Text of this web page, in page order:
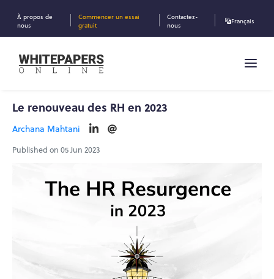
À propos de
nous
Commencer un essai
gratuit
Contactez-
nous
Français
Le renouveau des RH en 2023
Archana Mahtani
Published on 05 Jun 2023